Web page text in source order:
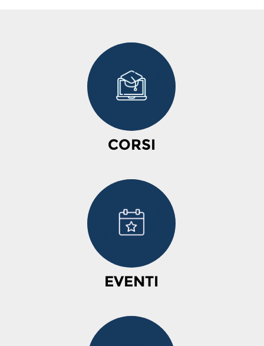
CORSI
EVENTI